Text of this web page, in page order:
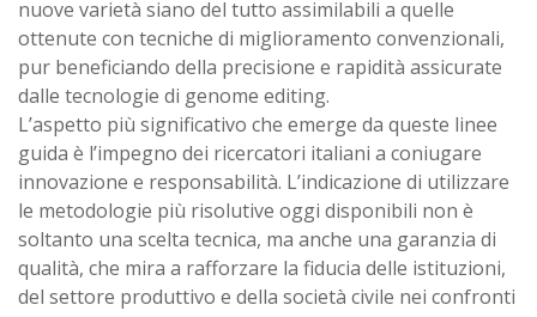
nuove varietà siano del tutto assimilabili a quelle
ottenute con tecniche di miglioramento convenzionali,
pur beneficiando della precisione e rapidità assicurate
dalle tecnologie di genome editing.
L’aspetto più significativo che emerge da queste linee
guida è l’impegno dei ricercatori italiani a coniugare
innovazione e responsabilità. L’indicazione di utilizzare
le metodologie più risolutive oggi disponibili non è
soltanto una scelta tecnica, ma anche una garanzia di
qualità, che mira a rafforzare la fiducia delle istituzioni,
del settore produttivo e della società civile nei confronti